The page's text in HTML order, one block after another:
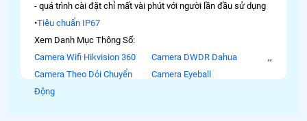
- quá trình cài đặt chỉ mất vài phút với người lần đầu sử dụng
•Tiêu chuẩn IP67
Xem Danh Mục Thông Số:
Camera Wifi Hikvision 360
,
Camera DWDR Dahua
,
Camera Theo Dỏi Chuyển
Động
Camera Eyeball